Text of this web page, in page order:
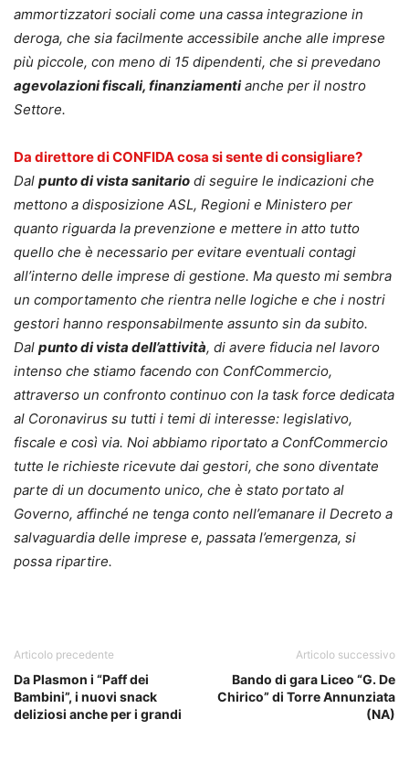
ammortizzatori sociali come una cassa integrazione in
deroga, che sia facilmente accessibile anche alle imprese
più piccole, con meno di 15 dipendenti, che si prevedano
agevolazioni fiscali, finanziamentianche per il nostro
Settore.
Da direttore di CONFIDA cosa si sente di consigliare?
Dal punto di vista sanitario di seguire le indicazioni che
mettono a disposizione ASL, Regioni e Ministero per
quanto riguarda la prevenzione e mettere in atto tutto
quello che è necessario per evitare eventuali contagi
all’interno delle imprese di gestione. Ma questo mi sembra
un comportamento che rientra nelle logiche e che i nostri
gestori hanno responsabilmente assunto sin da subito.
Dal punto di vista dell’attività, di avere fiducia nel lavoro
intenso che stiamo facendo con ConfCommercio,
attraverso un confronto continuo con la task force dedicata
al Coronavirus su tutti i temi di interesse: legislativo,
fiscale e così via. Noi abbiamo riportato a ConfCommercio
tutte le richieste ricevute dai gestori, che sono diventate
parte di un documento unico, che è stato portato al
Governo, affinché ne tenga conto nell’emanare il Decreto a
salvaguardia delle imprese e, passata l’emergenza, si
possa ripartire.
Articolo precedente
Da Plasmon i “Paff dei
Bambini”, i nuovi snack
deliziosi anche per i grandi
Articolo successivo
Bando di gara Liceo “G. De
Chirico” di Torre Annunziata
(NA)